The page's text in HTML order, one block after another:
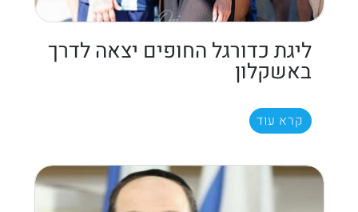
ליגת כדורגל החופים יצאה לדרך
באשקלון
קרא עוד